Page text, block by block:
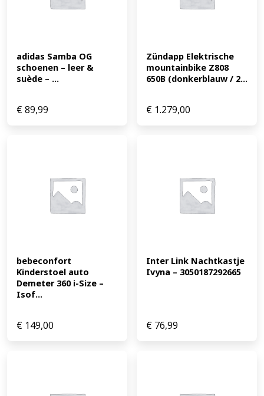
adidas Samba OG
schoenen – leer &
suède – ...
€89,99
Zündapp Elektrische
mountainbike Z808
650B (donkerblauw / 2...
€ 1.279,00
bebeconfort
Kinderstoel auto
Demeter 360 i-Size –
Isof...
€ 149,00
Inter Link Nachtkastje
Ivyna – 3050187292665
€ 76,99